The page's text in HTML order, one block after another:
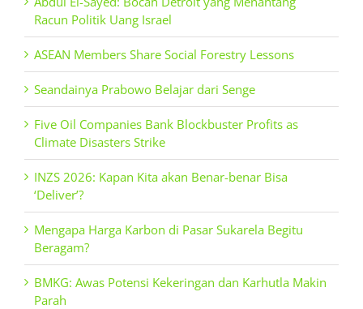
Racun Politik Uang Israel
ASEAN Members Share Social Forestry Lessons
Seandainya Prabowo Belajar dari Senge
Five Oil Companies Bank Blockbuster Profits as
Climate Disasters Strike
INZS 2026: Kapan Kita akan Benar-benar Bisa
‘Deliver’?
Mengapa Harga Karbon di Pasar Sukarela Begitu
Beragam?
BMKG: Awas Potensi Kekeringan dan Karhutla Makin
Parah